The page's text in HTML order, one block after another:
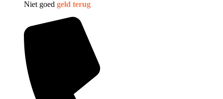
Niet goed geld terug